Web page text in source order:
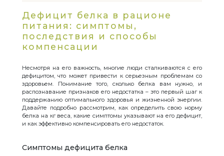
Дефицит белка в рационе
питания: симптомы,
последствия и способы
компенсации
Несмотря на его важность, многие люди сталкиваются с его
дефицитом, что может привести к серьезным проблемам со
здоровьем. Понимание того, сколько белка вам нужно, и
распознавание признаков его недостатка – это первый шаг к
поддержанию оптимального здоровья и жизненной энергии.
Давайте подробно рассмотрим, как определить свою норму
белка на кг веса, какие симптомы указывают на его дефицит,
и как эффективно компенсировать его недостаток.
Симптомы дефицита белка